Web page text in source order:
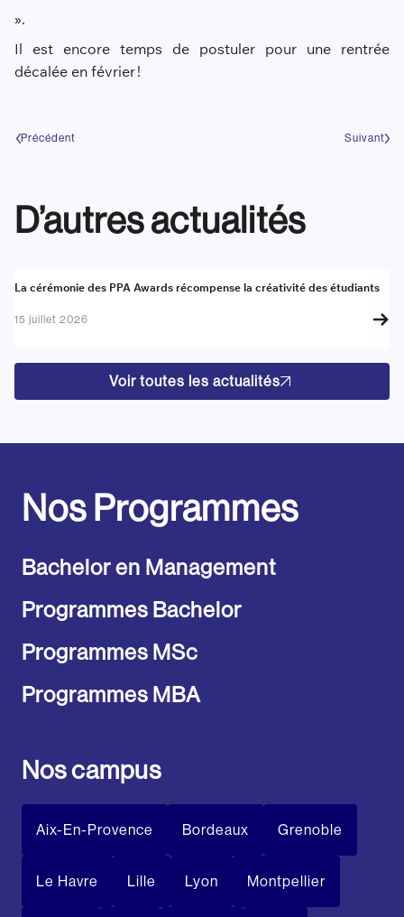
».
Il est encore temps de postuler pour une rentrée
décalée en février !
Précédent Suivant
D’autres actualités
Actualité
La cérémonie des PPA Awards récompense la créativité des étudiants
15 juillet 2026
Voir toutes les actualités
Nos Programmes
Bachelor en Management
Programmes Bachelor
Programmes MSc
Programmes MBA
Nos campus
Aix-En-Provence Bordeaux Grenoble
Le Havre Lille Lyon Montpellier